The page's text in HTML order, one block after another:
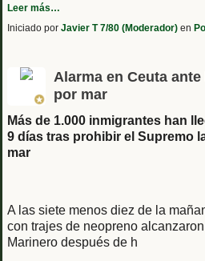
Leer más…
Iniciado por Javier T 7/80 (Moderador) en
Alarma en Ceuta
por mar
Más de 1.000 inmigrantes han
9 días tras prohibir el Supremo
mar
A las siete menos diez de la
con trajes de neopreno
Marinero después de h